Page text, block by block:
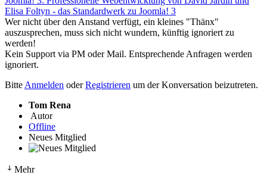
Elisa Foltyn - das Standardwerk zu Joomla! 3
Wer nicht über den Anstand verfügt, ein kleines "Thänx"
auszusprechen, muss sich nicht wundern, künftig ignoriert zu
werden!
Kein Support via PM oder Mail. Entsprechende Anfragen werden
ignoriert.
Bitte Anmelden oderRegistrieren um der Konversation beizutreten.
Tom Rena
Autor
Offline
Neues Mitglied
Mehr